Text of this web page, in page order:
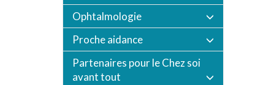
Ophtalmologie
Proche aidance
Partenaires pour le Chez soi
avant tout